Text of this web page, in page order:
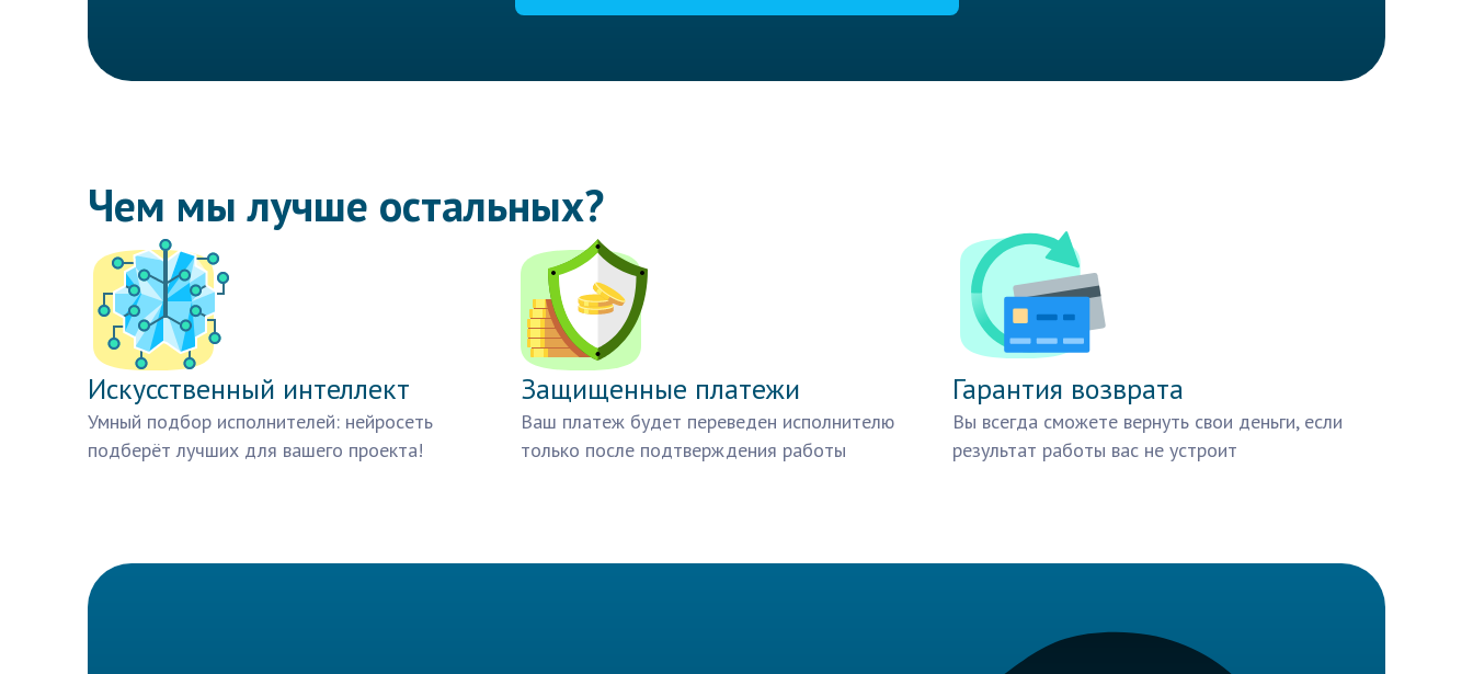
Чем мы лучше остальных?
Искусственный интеллект
Умный подбор исполнителей: нейросеть
подберёт лучших для вашего проекта!
Защищенные платежи
Ваш платеж будет переведен исполнителю
только после подтверждения работы
Гарантия возврата
Вы всегда сможете вернуть свои деньги, если
результат работы вас не устроит